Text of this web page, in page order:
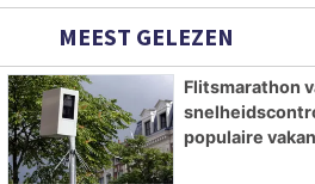
MEEST GELEZEN
Flitsmarathon
populaire